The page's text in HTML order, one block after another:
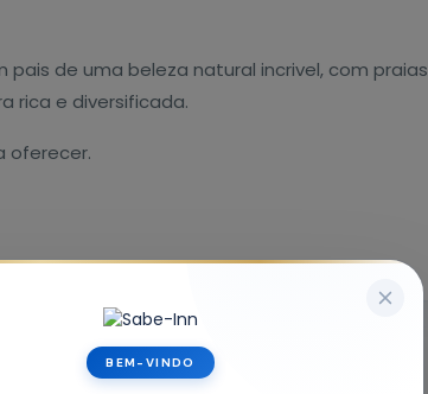
de uma beleza natural incrivel, com praias
rica e diversificada.
oferecer.
BEM-VINDO